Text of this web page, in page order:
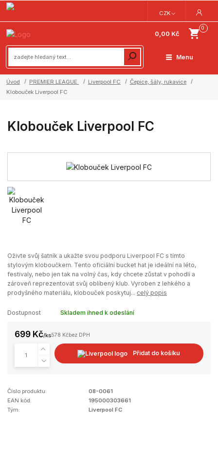
Menu
CZK
0
0,00 Kč
Úvod PREMIER LEAGUE Liverpool FC
Čepice, šály, rukavice
Klobouček Liverpool FC
Klobouček Liverpool FC
Oživte svůj šatník a ukažte svou podporu Liverpool FC s tímto
stylovým kloboučkem. Tento oficiální bucket hat je ideální na léto,
festivaly, nebo jen tak na volný čas, kdy chcete zůstat v pohodlí a
zároveň reprezentovat svůj oblíbený klub. Vyroben z lehkého a
prodyšného materiálu, klobouček poskytuj... celý popis
Dostupnost Skladem ihned k odeslání
699 Kč/ks578 Kčbez DPH
Přidat do košíku
Číslo produktu:
08-0061
EAN kód:
195000303661
Tým:
Liverpool FC